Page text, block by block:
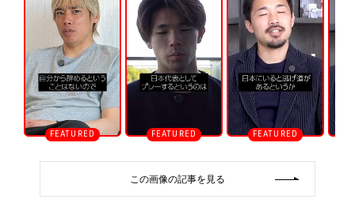
u
t
e
この画像の記事を見る